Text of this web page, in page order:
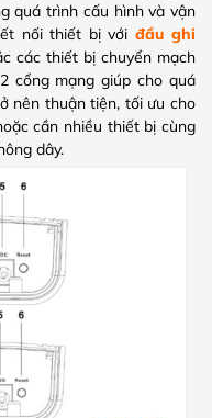
quá trình cấu hình và vận
nối thiết bị với đầu ghi
các thiết bị chuyển mạch
cổng mạng giúp cho quá
nên thuận tiện, tối ưu cho
cần nhiều thiết bị cùng
dây.